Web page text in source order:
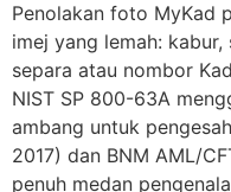
Penolakan foto MyKad
imej yang lemah:
separa atau nombor
NIST SP 800-63A
ambang untuk
2017) dan BNM AML/
penuh medan